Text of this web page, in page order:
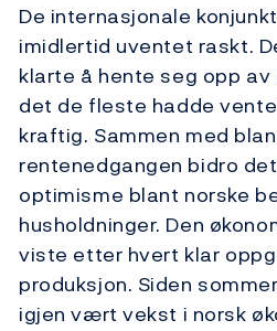
De internasjonale
imidlertid uventet raskt.
klarte å hente seg opp av
det de fleste hadde
kraftig. Sammen med
rentenedgangen bidro
optimisme blant norske
husholdninger. Den
viste etter hvert klar
produksjon. Siden
igjen vært vekst i norsk